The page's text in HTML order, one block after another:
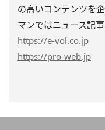
の高いコンテンツを
マンではニュース記事
https://e-vol.co.jp
https://pro-web.jp